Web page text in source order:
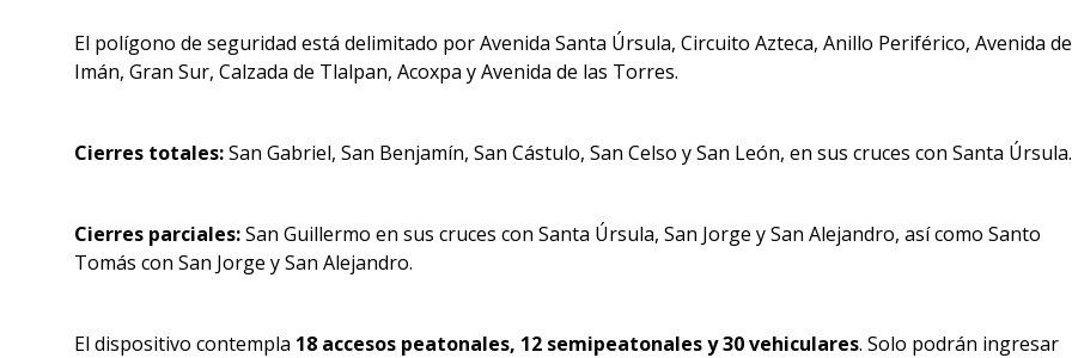
El polígono de seguridad está delimitado por Avenida Santa Úrsula, Circuito Azteca, Anillo Periférico, Avenida
Imán, Gran Sur, Calzada de Tlalpan, Acoxpa y Avenida de las Torres.
Cierres totales:San Gabriel, San Benjamín, San Cástulo, San Celso y San León, en sus cruces con Santa Úrsula.
Cierres parciales:San Guillermo en sus cruces con Santa Úrsula, San Jorge y San Alejandro, así como Santo
Tomás con San Jorge y San Alejandro.
El dispositivo contempla 18 accesos peatonales, 12 semipeatonales y 30 vehiculares. Solo podrán ingresar